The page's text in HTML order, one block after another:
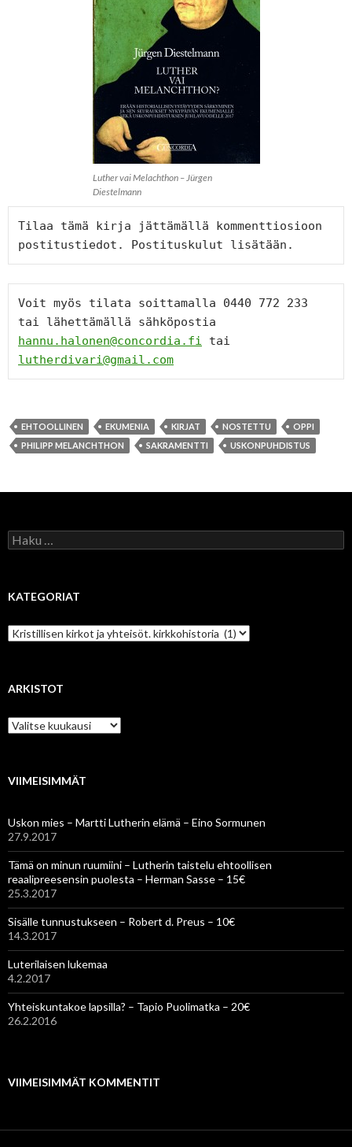
Luther vai Melachthon – Jürgen
Diestelmann
Tilaa tämä kirja jättämällä kommenttiosioon
postitustiedot. Postituskulut lisätään.
Voit myös tilata soittamalla 0440 772 233
hannu.halonen@concordia.fi
lutherdivari@gmail.com
EHTOOLLINEN EKUMENIA KIRJAT NOSTETTU
OPPI
PHILIPP MELANCHTHON
SAKRAMENTTI USKONPUHDISTUS
Haku:
KATEGORIAT
Kategoriat
ARKISTOT
Arkistot
VIIMEISIMMÄT
Uskon mies – Martti Lutherin elämä – Eino Sormunen
27.9.2017
Tämä on minun ruumiini – Lutherin taistelu ehtoollisen
reaalipreesensin puolesta – Herman Sasse – 15€
25.3.2017
Sisälle tunnustukseen – Robert d. Preus – 10€
14.3.2017
Luterilaisen lukemaa
4.2.2017
Yhteiskuntakoe lapsilla? – Tapio Puolimatka – 20€
26.2.2016
VIIMEISIMMÄT KOMMENTIT